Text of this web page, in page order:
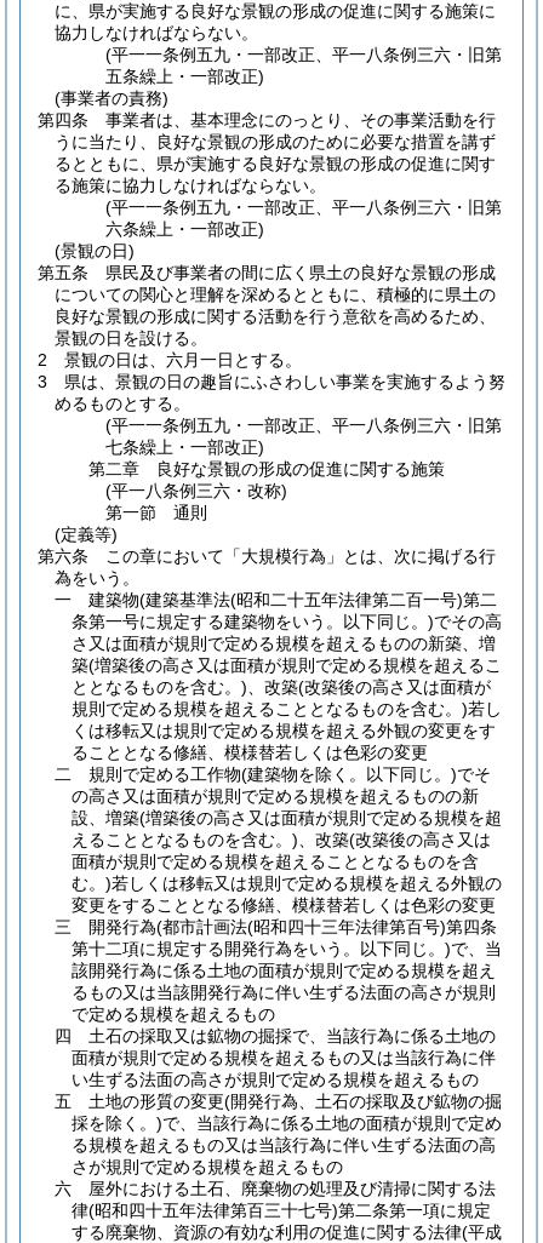
に、県が実施する良好な景観の形成の促進に関する施策に
協力しなければならない。
(平一一条例五九・一部改正、平一八条例三六・旧第
五条繰上・一部改正)
(事業者の責務)
第四条
事業者は、基本理念にのっとり、その事業活動を行
うに当たり、良好な景観の形成のために必要な措置を講ず
るとともに、県が実施する良好な景観の形成の促進に関す
る施策に協力しなければならない。
(平一一条例五九・一部改正、平一八条例三六・旧第
六条繰上・一部改正)
(景観の日)
第五条
県民及び事業者の間に広く県土の良好な景観の形成
についての関心と理解を深めるとともに、積極的に県土の
良好な景観の形成に関する活動を行う意欲を高めるため、
景観の日を設ける。
2
景観の日は、六月一日とする。
3
県は、景観の日の趣旨にふさわしい事業を実施するよう努
めるものとする。
(平一一条例五九・一部改正、平一八条例三六・旧第
七条繰上・一部改正)
第二章
良好な景観の形成の促進に関する施策
(平一八条例三六・改称)
第一節
通則
(定義等)
第六条
この章において「大規模行為」とは、次に掲げる行
為をいう。
一
建築物(建築基準法(昭和二十五年法律第二百一号)第二
条第一号に規定する建築物をいう。以下同じ。)でその高
さ又は面積が規則で定める規模を超えるものの新築、増
築(増築後の高さ又は面積が規則で定める規模を超えるこ
ととなるものを含む。) 、改築(改築後の高さ又は面積が
規則で定める規模を超えることとなるものを含む。)若し
くは移転又は規則で定める規模を超える外観の変更をす
ることとなる修繕、模様替若しくは色彩の変更
二
規則で定める工作物(建築物を除く。以下同じ。)でそ
の高さ又は面積が規則で定める規模を超えるものの新
設、増築(増築後の高さ又は面積が規則で定める規模を超
えることとなるものを含む。) 、改築(改築後の高さ又は
面積が規則で定める規模を超えることとなるものを含
む。)若しくは移転又は規則で定める規模を超える外観の
変更をすることとなる修繕、模様替若しくは色彩の変更
三
開発行為(都市計画法(昭和四十三年法律第百号)第四条
第十二項に規定する開発行為をいう。以下同じ。)で、当
該開発行為に係る土地の面積が規則で定める規模を超え
るもの又は当該開発行為に伴い生ずる法面の高さが規則
で定める規模を超えるもの
四
土石の採取又は鉱物の掘採で、当該行為に係る土地の
面積が規則で定める規模を超えるもの又は当該行為に伴
い生ずる法面の高さが規則で定める規模を超えるもの
五
土地の形質の変更(開発行為、土石の採取及び鉱物の掘
採を除く。)で、当該行為に係る土地の面積が規則で定め
る規模を超えるもの又は当該行為に伴い生ずる法面の高
さが規則で定める規模を超えるもの
六
屋外における土石、廃棄物の処理及び清掃に関する法
律(昭和四十五年法律第百三十七号)第二条第一項に規定
する廃棄物、資源の有効な利用の促進に関する法律(平成